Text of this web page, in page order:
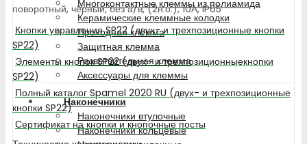
Многоконтактные клеммы из полиамида
Керамические клеммные колодки
Проходная клемма
Защитная клемма
Разветвительная клемма
Аксессуары для клеммы
Наконечники
Наконечники втулочные
Наконечники кольцевые
поворотный, чёрный, без а/в, (2н.о.), 10А, IP65
Кнопки управления SP22 (двух- и трехпозиционные кнопки
SP22)
Элементы кнопок SP22 (двух- и трехпозиционныекнопки
SP22)
Полный каталог Spamel 2020 RU (двух- и трехпозиционные
кнопки SP22)
Сертификат на кнопки и кнопочные посты